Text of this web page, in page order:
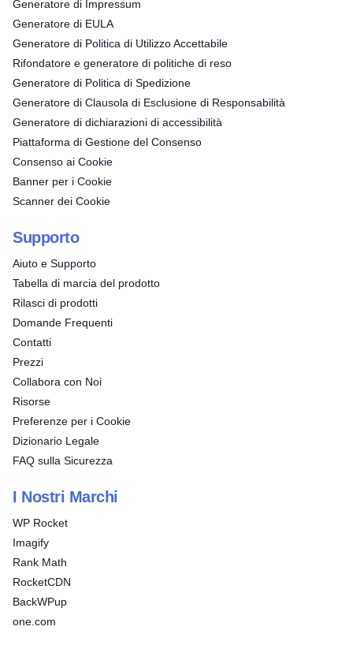
Generatore di Impressum
Generatore di EULA
Generatore di Politica di Utilizzo Accettabile
Rifondatore e generatore di politiche di reso
Generatore di Politica di Spedizione
Generatore di Clausola di Esclusione di Responsabilità
Generatore di dichiarazioni di accessibilità
Piattaforma di Gestione del Consenso
Consenso ai Cookie
Banner per i Cookie
Scanner dei Cookie
Supporto
Aiuto e Supporto
Tabella di marcia del prodotto
Rilasci di prodotti
Domande Frequenti
Contatti
Prezzi
Collabora con Noi
Risorse
Preferenze per i Cookie
Dizionario Legale
FAQ sulla Sicurezza
I Nostri Marchi
WP Rocket
Imagify
Rank Math
RocketCDN
BackWPup
one.com